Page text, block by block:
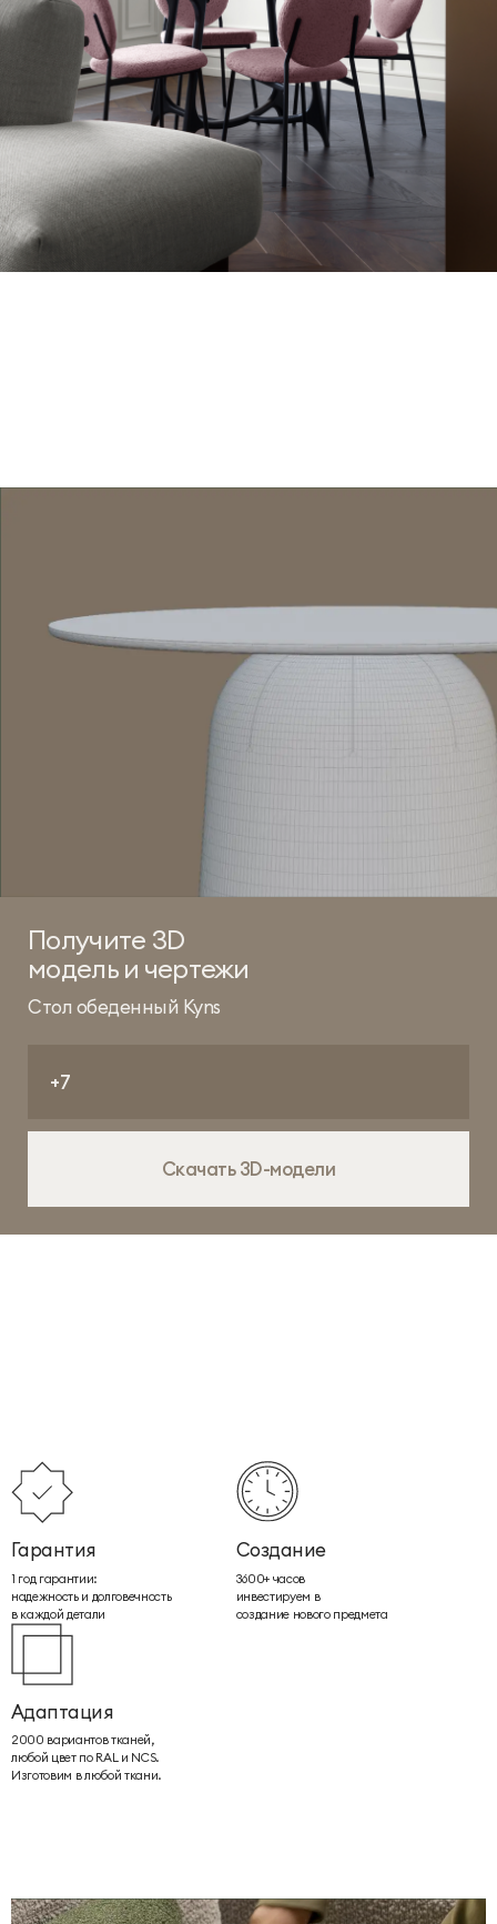
Получите 3D
модель и чертежи
Стол обеденный Kyns
Скачать 3D-модели
Гарантия
1 год гарантии:
надежность и долговечность
в каждой детали
Создание
3600+ часов
инвестируем в
создание нового предмета
Адаптация
2000 вариантов тканей,
любой цвет по RAL и NCS.
Изготовим в любой ткани.